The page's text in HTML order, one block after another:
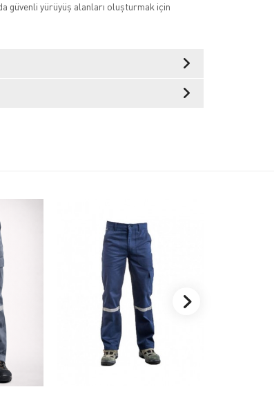
güvenli yürüyüş alanları oluşturmak için